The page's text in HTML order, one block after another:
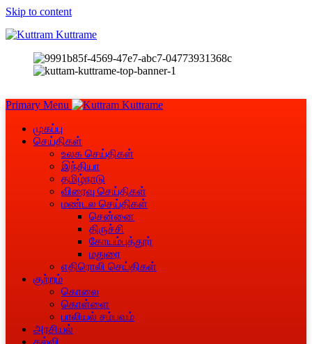
Skip to content
Primary Menu
முகப்பு
செய்திகள்
உலக செய்திகள்
இந்தியா
தமிழ்நாடு
விரைவு செய்திகள்
மண்டல செய்திகள்
சென்னை
திருச்சி
கோயம்புத்தூர்
மதுரை
எதிரொலி செய்திகள்
குற்றம்
கொலை
கொள்ளை
பாலியல் சம்பவம்
அரசியல்
கல்வி